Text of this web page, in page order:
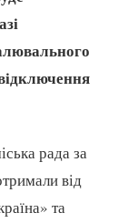
рада за
від
та